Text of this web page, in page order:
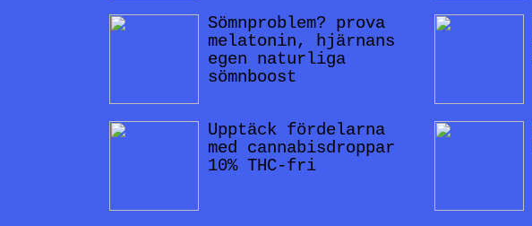
Sömnproblem? prova
melatonin, hjärnans
egen naturliga
sömnboost
Upptäck fördelarna
med cannabisdroppar
10% THC-fri